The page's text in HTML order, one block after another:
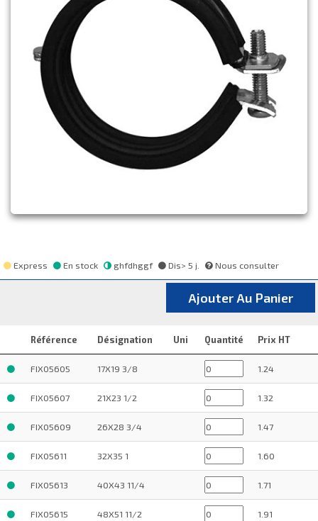
Express En stock ghfdhggf Dis> 5 j. Nous consulter
Ajouter Au Panier
Référence Désignation Uni Quantité Prix HT
FIX05605 17X19 3/8 1.24
FIX05607 21X23 1/2 1.32
FIX05609 26X28 3/4 1.47
FIX05611 32X35 1 1.60
FIX05613 40X43 11/4 1.71
FIX05615 48X51 11/2 1.91